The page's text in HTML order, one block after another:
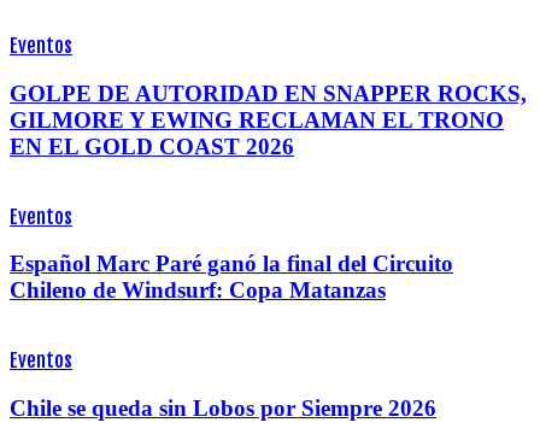
Eventos
GOLPE DE AUTORIDAD EN SNAPPER ROCKS,
GILMORE Y EWING RECLAMAN EL TRONO
EN EL GOLD COAST 2026
Eventos
Español Marc Paré ganó la final del Circuito
Chileno de Windsurf: Copa Matanzas
Eventos
Chile se queda sin Lobos por Siempre 2026